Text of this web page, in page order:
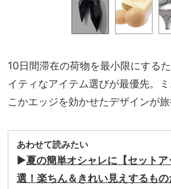
10日間滞在の荷物を最小限にする
イティなアイテム選びが最優先。
こかエッジを効かせたデザインが旅
あわせて読みたい
▶︎夏の簡単オシャレに【セットア
選！楽ちん＆きれい見えするも